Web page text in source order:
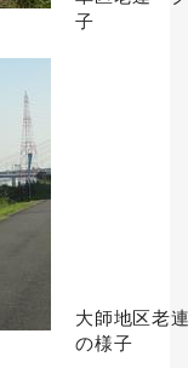
子
大師地区老
の様子